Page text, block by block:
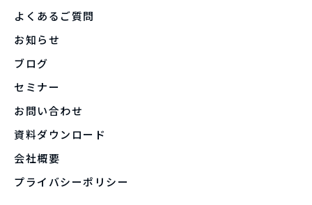
よくあるご質問
お知らせ
ブログ
セミナー
お問い合わせ
資料ダウンロード
会社概要
プライバシーポリシー